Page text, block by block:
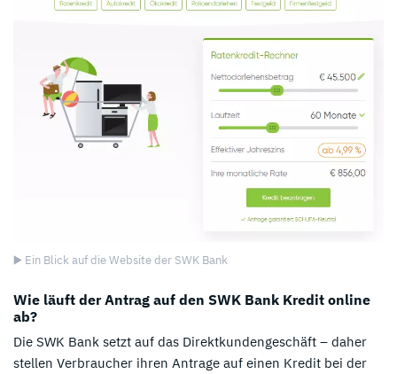
▶️ Ein Blick auf die Website der SWK Bank
Wie läuft der Antrag auf den SWK Bank Kredit online
ab?
Die SWK Bank setzt auf das Direktkundengeschäft – daher
stellen Verbraucher ihren Antrage auf einen Kredit bei der